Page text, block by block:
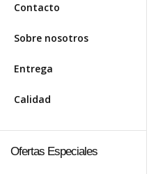
Contacto
Sobre nosotros
Entrega
Calidad
Ofertas Especiales